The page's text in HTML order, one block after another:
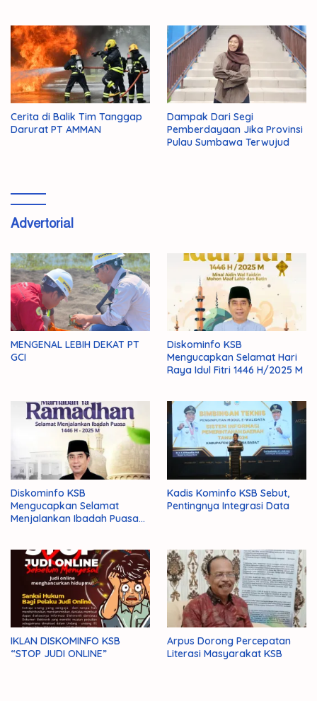
Cerita di Balik Tim Tanggap
Darurat PT AMMAN
Dampak Dari Segi
Pemberdayaan Jika Provinsi
Pulau Sumbawa Terwujud
Advertorial
MENGENAL LEBIH DEKAT PT
GCI
Diskominfo KSB
Mengucapkan Selamat Hari
Raya Idul Fitri 1446 H/2025 M
Diskominfo KSB
Mengucapkan Selamat
Menjalankan Ibadah Puasa
Kadis Kominfo KSB Sebut,
Pentingnya Integrasi Data
IKLAN DISKOMINFO KSB
“STOP JUDI ONLINE”
Arpus Dorong Percepatan
Literasi Masyarakat KSB